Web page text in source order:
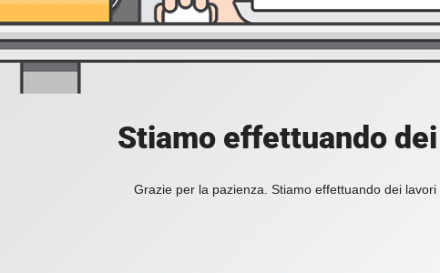
Stiamo effettuando
Grazie per la pazienza. Stiamo effettuando dei